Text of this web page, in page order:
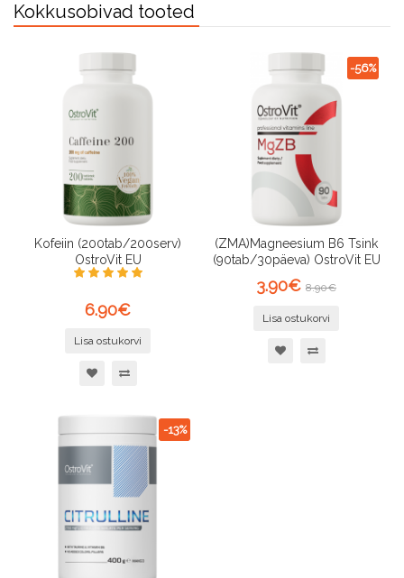
Kokkusobivad tooted
Kofeiin (200tab/200serv)
OstroVit EU
6.90€
Lisa ostukorvi
(ZMA)Magneesium B6 Tsink
(90tab/30päeva) OstroVit EU
3.90€ 8.90€
-56%
Lisa ostukorvi
-13%